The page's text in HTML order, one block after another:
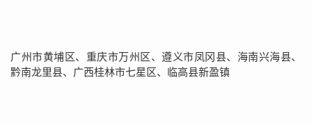
广州市黄埔区、重庆市万州区、遵义市凤冈县、海南兴海县、
黔南龙里县、广西桂林市七星区、临高县新盈镇